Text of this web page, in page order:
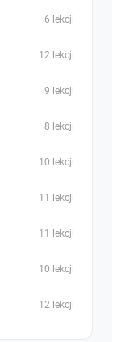
6 lekcji
12 lekcji
9 lekcji
8 lekcji
10 lekcji
11 lekcji
11 lekcji
10 lekcji
12 lekcji